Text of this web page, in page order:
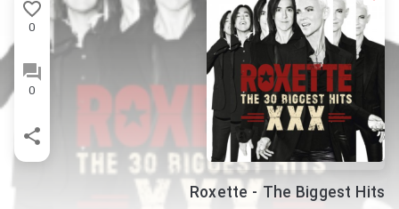
0
0
Roxette - The Biggest Hits